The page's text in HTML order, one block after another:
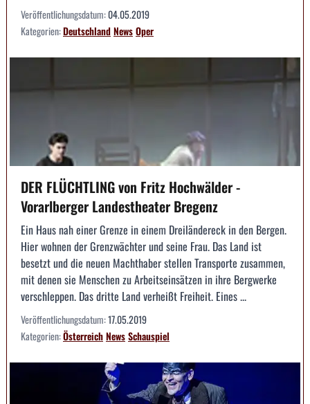
Veröffentlichungsdatum:04.05.2019
Kategorien:DeutschlandNewsOper
DER FLÜCHTLING von Fritz Hochwälder -
Vorarlberger Landestheater Bregenz
Ein Haus nah einer Grenze in einem Dreiländereck in den Bergen.
Hier wohnen der Grenzwächter und seine Frau. Das Land ist
besetzt und die neuen Machthaber stellen Transporte zusammen,
mit denen sie Menschen zu Arbeitseinsätzen in ihre Bergwerke
verschleppen. Das dritte Land verheißt Freiheit. Eines ...
Veröffentlichungsdatum:17.05.2019
Kategorien:ÖsterreichNewsSchauspiel